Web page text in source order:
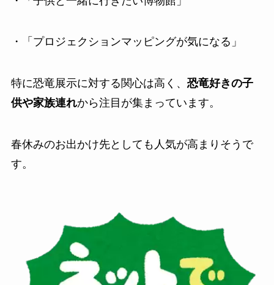
・「プロジェクションマッピングが気になる」
特に恐竜展示に対する関心は高く、 恐竜好きの子
供や家族連れから注目が集まっています。
春休みのお出かけ先としても人気が高まりそうで
す。